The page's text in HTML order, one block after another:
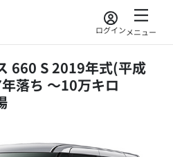
ログインメニュー
660 S 2019年式(平成
落ち ～10万キロ